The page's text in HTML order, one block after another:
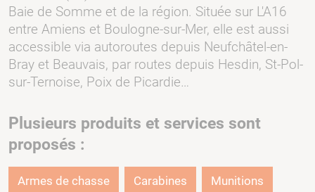
Baie de Somme et de la région. Située sur L'A16
entre Amiens et Boulogne-sur-Mer, elle est aussi
accessible via autoroutes depuis Neufchâtel-en-
Bray et Beauvais, par routes depuis Hesdin, St-Pol-
sur-Ternoise, Poix de Picardie…
Plusieurs produits et services sont
proposés :
Armes de chasse Carabines Munitions